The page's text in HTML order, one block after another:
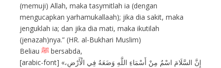
(memuji) Allah, maka tasymitlah ia (dengan
mengucapkan yarhamukallaah); jika dia sakit, maka
jenguklah ia; dan jika dia mati, maka ikutilah
(jenazah)nya.” (HR. al-Bukhari Muslim)
Beliau ﷺ bersabda,
[arabic-font] «إِنَّ السَّلَامَ اسْمٌ مِنْ أَسْمَاءِ اللَّهِ وَضَعَهُ فِي الْأَرْضِ،